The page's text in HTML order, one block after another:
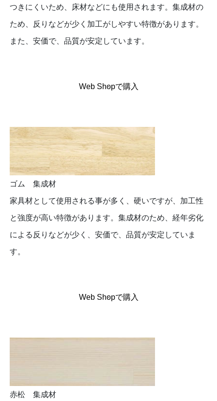
つきにくいため、床材などにも使用されます。集成材の
ため、反りなどが少く加工がしやすい特徴があります。
また、安価で、品質が安定しています。
Web Shopで購入
ゴム 集成材
家具材として使用される事が多く、硬いですが、加工性
と強度が高い特徴があります。集成材のため、経年劣化
による反りなどが少く、安価で、品質が安定していま
す。
Web Shopで購入
赤松 集成材